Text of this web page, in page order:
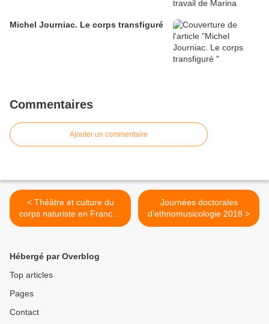
Michel Journiac. Le corps transfiguré
Commentaires
Ajouter un commentaire
< Théâtre et culture du
corps naturiste en France :
le cas Georges Hébert
Journées doctorales
d’ethnomusicologie 2018 >
Hébergé par Overblog
Top articles
Pages
Contact